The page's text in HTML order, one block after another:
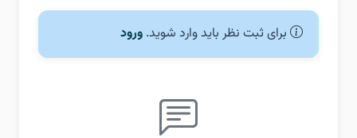
برای ثبت نظر باید وارد شوید. ورود